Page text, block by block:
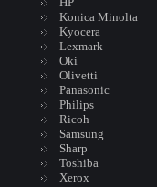
Konica Minolta
Kyocera
Lexmark
Oki
Olivetti
Panasonic
Philips
Ricoh
Samsung
Sharp
Toshiba
Xerox